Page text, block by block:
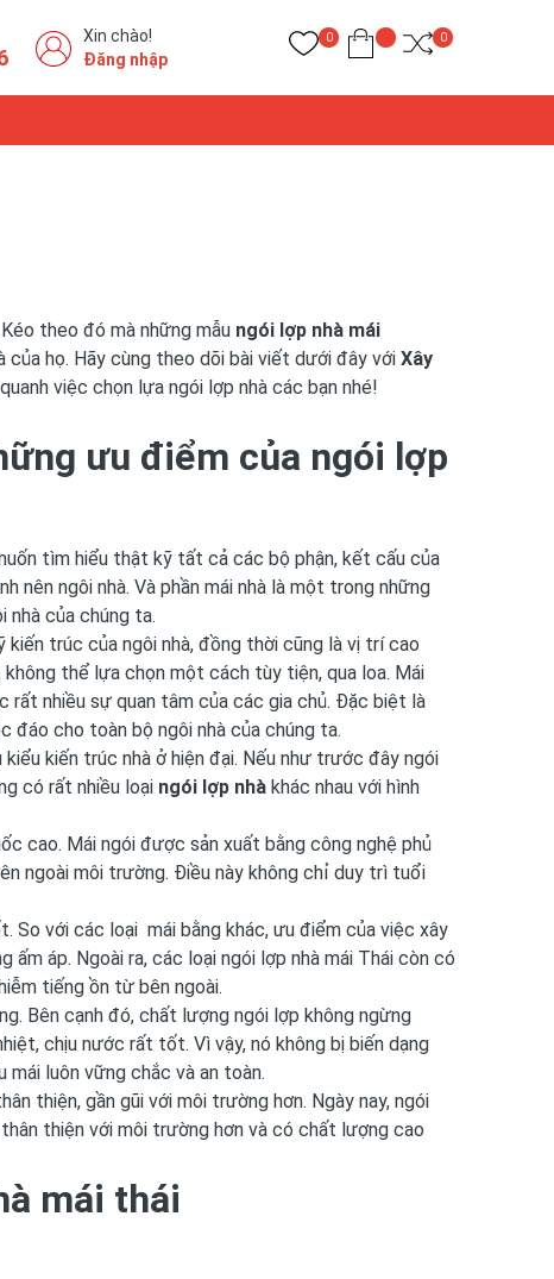
Xin chào!
Đăng nhập
0 0
theo đó mà những mẫu ngói lợp nhà mái
họ. Hãy cùng theo dõi bài viết dưới đây với Xây
việc chọn lựa ngói lợp nhà các bạn nhé!
ưu điểm của ngói lợp
tìm hiểu thật kỹ tất cả các bộ phận, kết cấu của
nên ngôi nhà. Và phần mái nhà là một trong những
của chúng ta.
kiến ​​trúc của ngôi nhà, đồng thời cũng là vị trí cao
thể lựa chọn một cách tùy tiện, qua loa. Mái
rất nhiều sự quan tâm của các gia chủ. Đặc biệt là
đáo cho toàn bộ ngôi nhà của chúng ta.
kiến ​​trúc nhà ở hiện đại. Nếu như trước đây ngói
có rất nhiều loại ngói lợp nhà khác nhau với hình
cao. Mái ngói được sản xuất bằng công nghệ phủ
ngoài môi trường. Điều này không chỉ duy trì tuổi
So với các loại mái bằng khác, ưu điểm của việc xây
áp. Ngoài ra, các loại ngói lợp nhà mái Thái còn có
tiếng ồn từ bên ngoài.
Bên cạnh đó, chất lượng ngói lợp không ngừng
chịu nước rất tốt. Vì vậy, nó không bị biến dạng
luôn vững chắc và an toàn.
thiện, gần gũi với môi trường hơn. Ngày nay, ngói
thiện với môi trường hơn và có chất lượng cao
mái thái